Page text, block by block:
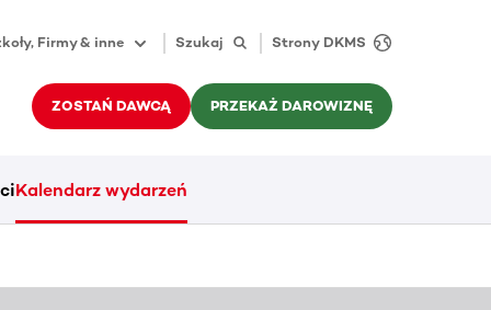
Firmy & inne Szukaj Strony DKMS
ZOSTAŃ DAWCĄ PRZEKAŻ DAROWIZNĘ
Kalendarz wydarzeń